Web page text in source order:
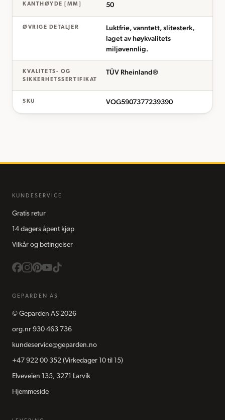
KANTHØYDE [MM] 50
ØVRIGE DETALJER
Luktfrie, vanntett, slitesterk,
laget av høykvalitets
miljøvennlig.
KVALITETS- OG
SIKKERHETSSERTIFIKAT
TÜV Rheinland®
SKU VOG5907377239390
KUNDESERVICE
Gratis retur
14 dagers åpent kjøp
Vilkår og betingelser
GEPARDEN AS
© Geparden AS 2026
org.nr 930 463 736
kundeservice@geparden.no
+47 922 00 352 (Virkedager 10 til 15)
Elveveien 135, 3271 Larvik
Hjemmeside